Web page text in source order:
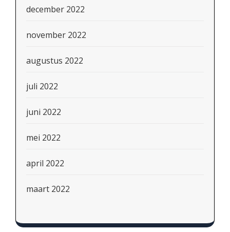
december 2022
november 2022
augustus 2022
juli 2022
juni 2022
mei 2022
april 2022
maart 2022